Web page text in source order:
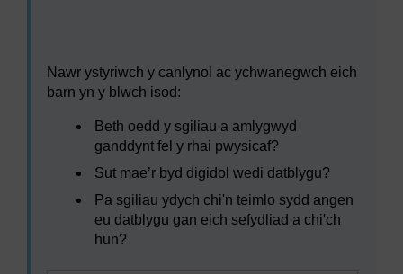
Nawr ystyriwch y canlynol ac ychwanegwch eich
barn yn y blwch isod:
Beth oedd y sgiliau a amlygwyd
ganddynt fel y rhai pwysicaf?
Sut mae’r byd digidol wedi datblygu?
Pa sgiliau ydych chi'n teimlo sydd angen
eu datblygu gan eich sefydliad a chi'ch
hun?